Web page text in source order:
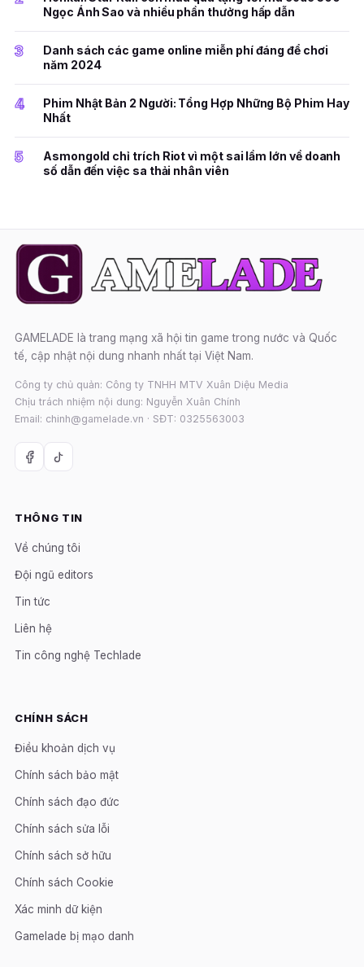
Ngọc Ánh Sao và nhiều phần thưởng hấp dẫn
3
Danh sách các game online miễn phí đáng để chơi
năm 2024
4
Phim Nhật Bản 2 Người: Tổng Hợp Những Bộ Phim Hay
Nhất
5
Asmongold chỉ trích Riot vì một sai lầm lớn về doanh
số dẫn đến việc sa thải nhân viên
GAMELADE là trang mạng xã hội tin game trong nước và Quốc
tế, cập nhật nội dung nhanh nhất tại Việt Nam.
Công ty chủ quản: Công ty TNHH MTV Xuân Diệu Media
Chịu trách nhiệm nội dung: Nguyễn Xuân Chính
Email: chinh@gamelade.vn · SĐT: 0325563003
THÔNG TIN
Về chúng tôi
Đội ngũ editors
Tin tức
Liên hệ
Tin công nghệ Techlade
CHÍNH SÁCH
Điều khoản dịch vụ
Chính sách bảo mật
Chính sách đạo đức
Chính sách sửa lỗi
Chính sách sở hữu
Chính sách Cookie
Xác minh dữ kiện
Gamelade bị mạo danh